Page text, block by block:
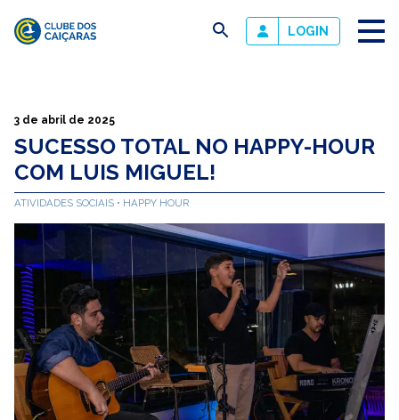
Caiçaras
busca LOGIN
3 de abril de 2025
SUCESSO TOTAL NO HAPPY-HOUR
COM LUIS MIGUEL!
ATIVIDADES SOCIAIS HAPPY HOUR